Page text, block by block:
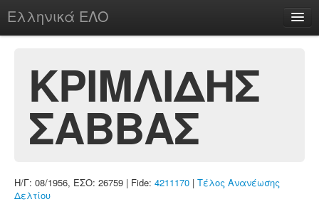
Ελληνικά ΕΛΟ
chesstu.be @ discord
Login
ΚΡΙΜΛΙΔΗΣ
ΣΑΒΒΑΣ
Η/Γ: 08/1956, ΕΣΟ: 26759 | Fide: 4211170 | Τέλος Ανανέωσης
Δελτίου